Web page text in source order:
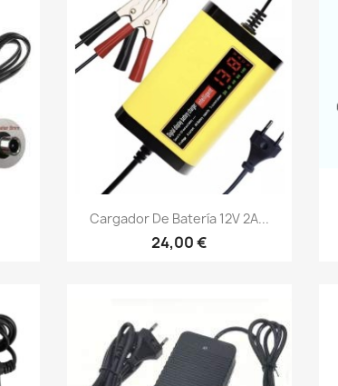
Vista rápida
Cargador De Batería 12V 2A...
24,00 €